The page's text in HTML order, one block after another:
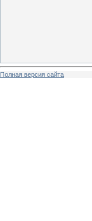
Полная версия сайта